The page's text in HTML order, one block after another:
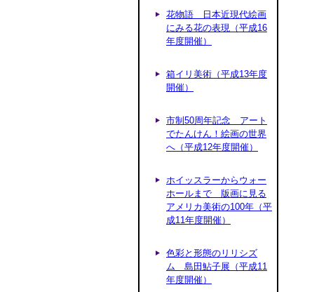
花物語 日本近現代絵画
にみる花の表現（平成16
年度開催）
箱イリ美術（平成13年度
開催）
市制50周年記念 アート
でたんけん！絵画の世界
へ（平成12年度開催）
ホイッスラーからウォー
ホールまで 版画に見る
アメリカ美術の100年（平
成11年度開催）
色彩と形態のリリシズ
ム 島田鮎子展（平成11
年度開催）